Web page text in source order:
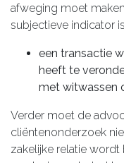
afweging moet
subjectieve indicator
een transactie
heeft te
met witwassen
Verder moet de
cliëntenonderzoek
zakelijke relatie